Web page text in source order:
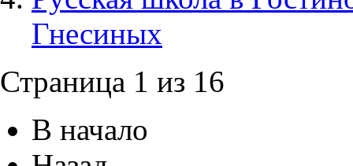
Гнесиных
Страница 1 из 16
В начало